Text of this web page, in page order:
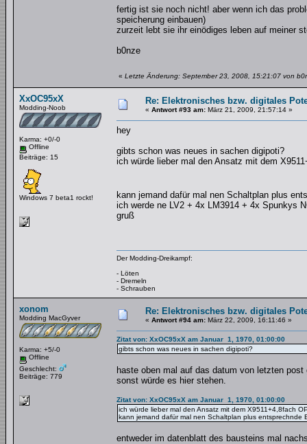
fertig ist sie noch nicht! aber wenn ich das
speicherung einbauen)
zurzeit lebt sie ihr einödiges leben auf meiner
b0nze
« Letzte Änderung: September 23, 2008, 15:21:07 von
XxOC95xX
Modding-Noob
Karma: +0/-0
Offline
Beiträge: 15
Windows 7 beta1 rockt!
Re: Elektronisches bzw. digitales
« Antwort #93 am: März 21, 2009, 21:57:14 »
hey
gibts schon was neues in sachen digipoti?
ich würde lieber mal den Ansatz mit dem
kann jemand dafür mal nen Schaltplan plus
ich werde ne LV2 + 4x LM3914 + 4x Spunkys
gruß
Der Modding-Dreikampf:
- Löten
- Dremeln
- Schrauben
xonom
Modding MacGyver
Karma: +5/-0
Offline
Geschlecht:
Beiträge: 779
Re: Elektronisches bzw. digitales
« Antwort #94 am: März 22, 2009, 16:11:46 »
Zitat von: XxOC95xX am Januar 1, 1970, 01:00:00
gibts schon was neues in sachen digipoti?
haste oben mal auf das datum von letzten
sonst würde es hier stehen.
Zitat von: XxOC95xX am Januar 1, 1970, 01:00:00
ich würde lieber mal den Ansatz mit dem X9511+4,8fach
kann jemand dafür mal nen Schaltplan plus entsprechnde
entweder im datenblatt des bausteins mal